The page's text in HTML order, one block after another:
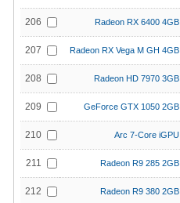
206 Radeon RX 6400 4GB
207 Radeon RX Vega M GH 4GB
208 Radeon HD 7970 3GB
209 GeForce GTX 1050 2GB
210 Arc 7-Core iGPU
211 Radeon R9 285 2GB
212 Radeon R9 380 2GB